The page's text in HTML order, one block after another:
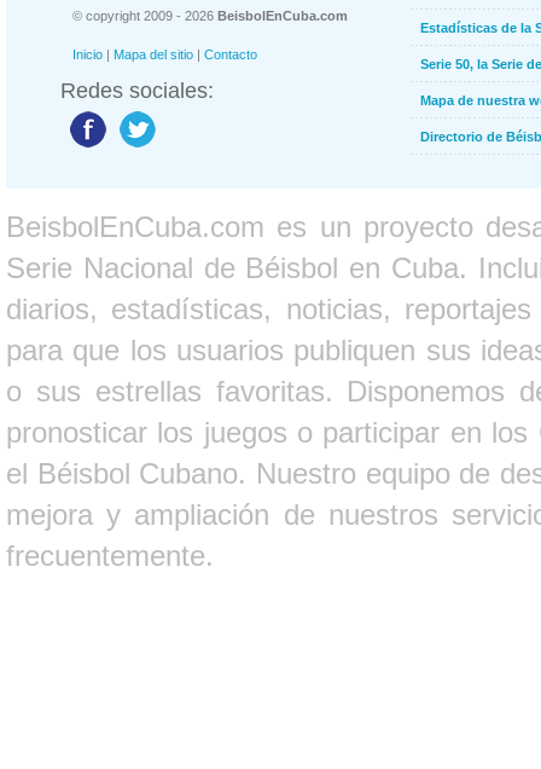
© copyright 2009 - 2026 BeisbolEnCuba.com
Inicio | Mapa del sitio | Contacto
Redes sociales:
Estadísticas de la
Serie 50, la Serie
Mapa de nuestra
Directorio de
BeisbolEnCuba.com es un proyecto
Serie Nacional de Béisbol en Cuba.
diarios, estadísticas, noticias,
para que los usuarios publiquen sus
o sus estrellas favoritas. Disponemos
pronosticar los juegos o participar en
el Béisbol Cubano. Nuestro equipo de
mejora y ampliación de nuestros
frecuentemente.